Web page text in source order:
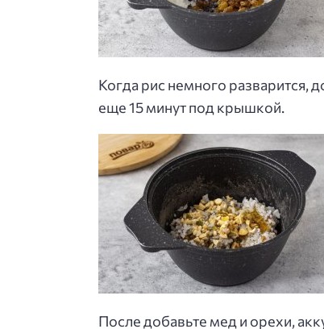
Когда рис немного разварится,
еще 15 минут под крышкой.
После добавьте мед и орехи,